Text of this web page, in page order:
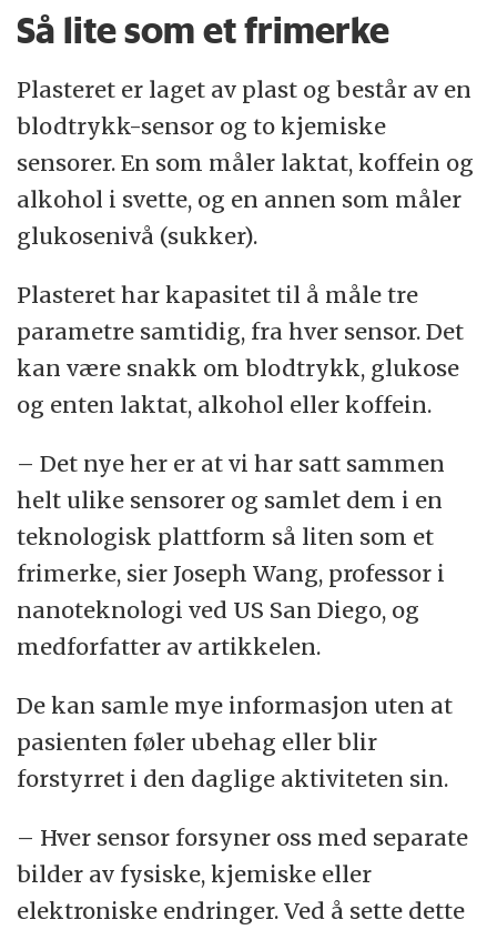
Så lite som et frimerke
Plasteret er laget av plast og består av en
blodtrykk-sensor og to kjemiske
sensorer. En som måler laktat, koffein og
alkohol i svette, og en annen som måler
glukosenivå (sukker).
Plasteret har kapasitet til å måle tre
parametre samtidig, fra hver sensor. Det
kan være snakk om blodtrykk, glukose
og enten laktat, alkohol eller koffein.
– Det nye her er at vi har satt sammen
helt ulike sensorer og samlet dem i en
teknologisk plattform så liten som et
frimerke, sier Joseph Wang, professor i
nanoteknologi ved US San Diego, og
medforfatter av artikkelen.
De kan samle mye informasjon uten at
pasienten føler ubehag eller blir
forstyrret i den daglige aktiviteten sin.
– Hver sensor forsyner oss med separate
bilder av fysiske, kjemiske eller
elektroniske endringer. Ved å sette dette